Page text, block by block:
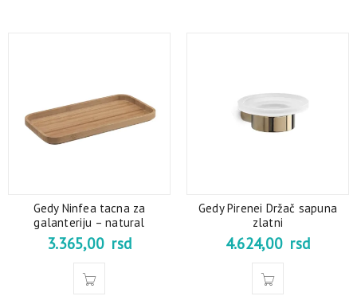
Gedy Ninfea tacna za
galanteriju – natural
3.365,00 rsd
Gedy Pirenei Držač sapuna
zlatni
4.624,00 rsd